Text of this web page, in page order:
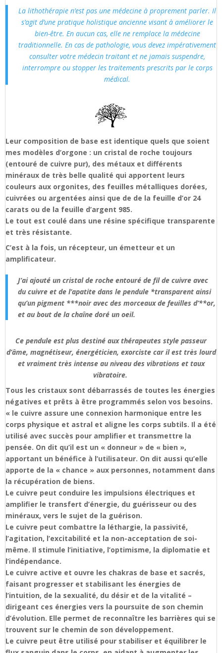
La lithothérapie n’est pas une médecine à proprement parler. Il
s’agit d’une pratique holistique ancienne visant à améliorer le
bien-être. En aucun cas, elle ne remplace la médecine
traditionnelle. En cas de pathologie, vous devez impérativement
consulter votre médecin traitant et ne jamais suspendre,
interrompre ou stopper les traitements prescrits par le corps
médical.
Leur composition de base est identique quels que soient
mes modèles d’orgone : un cristal de roche toujours
(entouré de cuivre pur), des métaux et différents
minéraux de très belle qualité qui apportent leurs
couleurs aux orgonites, des feuilles métalliques dorées,
cuivrées ou argentées ainsi que de de la feuille d’or 24
carats ou de la feuille d’argent 985.
Le tout est coulé dans une résine spécifique transparente
et très résistante.
C’est à la fois, un récepteur, un émetteur et un
amplificateur.
J’ai ajouté un cristal de roche entouré de fil de cuivre avec
du cuivre et de l’apatite dans le pendule *transparent ainsi
qu’un pigment ***noir avec des morceaux de feuilles d’**or,
et au bout de la chaîne doré un oeil.
Ce pendule est plus destiné aux thérapeutes style passeur
d’âme, magnétiseur, énergéticien, exorciste car il est très lourd
et vraiment très intense au niveau des vibrations et taux
vibratoire.
Tous les cristaux sont débarrassés de toutes les énergies
négatives et prêts à être programmés selon vos besoins.
« le cuivre assure une connexion harmonique entre les
corps physique et astral et aligne les corps subtils. Il a été
utilisé avec succès pour amplifier et transmettre la
pensée. On dit qu’il est un « donneur » de « bien »,
apportant un bénéfice à l’utilisateur. On dit aussi qu’elle
apporte de la « chance » aux personnes, notamment dans
la récupération de biens.
Le cuivre peut conduire les impulsions électriques et
amplifier le transfert d’énergie, du guérisseur ou des
minéraux, vers le sujet de la guérison.
Le cuivre peut combattre la léthargie, la passivité,
l’agitation, l’excitabilité et la non-acceptation de soi-
même. Il stimule l’initiative, l’optimisme, la diplomatie et
l’indépendance.
Le cuivre active et ouvre les chakras de base et sacrés,
faisant progresser et stabilisant les énergies de
l’intuition, de la sexualité, du désir et de la vitalité –
dirigeant ces énergies vers la poursuite de son chemin
d’évolution. Elle permet de reconnaître les barrières qui se
trouvent sur le chemin de son développement.
Le cuivre peut être utilisé pour stabiliser et équilibrer le